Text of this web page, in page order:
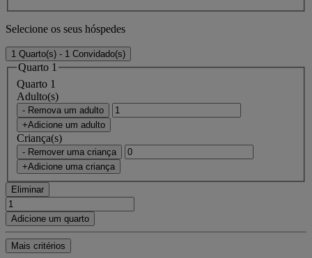
Selecione os seus hóspedes
1 Quarto(s) - 1 Convidado(s)
Quarto 1
Quarto 1
Adulto(s)
- Remova um adulto
+Adicione um adulto
Criança(s)
- Remover uma criança
+Adicione uma criança
Eliminar
Adicione um quarto
Mais critérios